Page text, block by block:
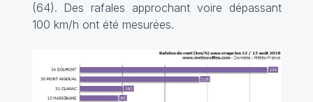
(64). Des rafales approchant voire dépassant
100 km/h ont été mesurées.